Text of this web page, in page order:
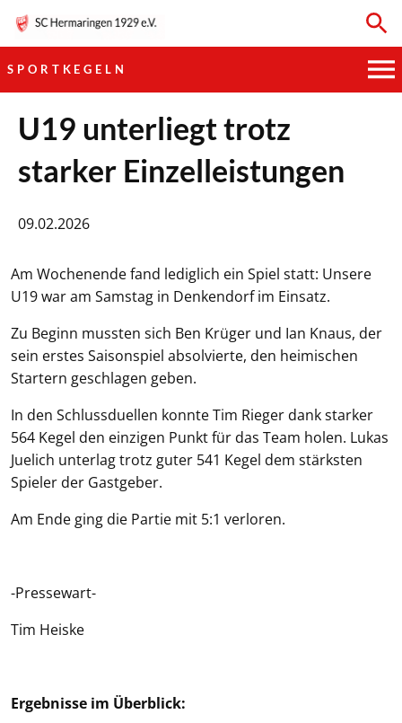
SPORTKEGELN
HAUPTVEREIN
SPORTKEGELN
TISCHTENNIS
BOGENSCHIESSEN
U19 unterliegt trotz
starker Einzelleistungen
09.02.2026
Am Wochenende fand lediglich ein Spiel statt: Unsere
U19 war am Samstag in Denkendorf im Einsatz.
Zu Beginn mussten sich Ben Krüger und Ian Knaus, der
sein erstes Saisonspiel absolvierte, den heimischen
Startern geschlagen geben.
In den Schlussduellen konnte Tim Rieger dank starker
564 Kegel den einzigen Punkt für das Team holen. Lukas
Juelich unterlag trotz guter 541 Kegel dem stärksten
Spieler der Gastgeber.
Am Ende ging die Partie mit 5:1 verloren.
-Pressewart-
Tim Heiske
Ergebnisse im Überblick: